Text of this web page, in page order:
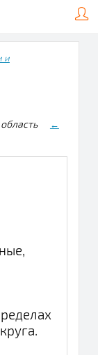
и
область
←